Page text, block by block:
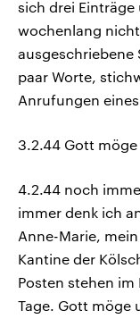
sich drei
wochenlang
ausgeschriebene
paar Worte,
Anrufungen
3.2.44 Gott möge
4.2.44 noch
immer denk ich
Anne-Marie,
Kantine der
Posten stehen im
Tage. Gott möge